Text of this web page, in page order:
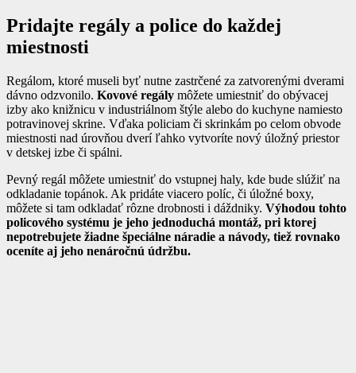
Pridajte regály a police do každej
miestnosti
Regálom, ktoré museli byť nutne zastrčené za zatvorenými dverami
dávno odzvonilo. Kovové regály môžete umiestniť do obývacej
izby ako knižnicu v industriálnom štýle alebo do kuchyne namiesto
potravinovej skrine. Vďaka policiam či skrinkám po celom obvode
miestnosti nad úrovňou dverí ľahko vytvoríte nový úložný priestor
v detskej izbe či spálni.
Pevný regál môžete umiestniť do vstupnej haly, kde bude slúžiť na
odkladanie topánok. Ak pridáte viacero políc, či úložné boxy,
môžete si tam odkladať rôzne drobnosti i dáždniky. Výhodou tohto
policového systému je jeho jednoduchá montáž, pri ktorej
nepotrebujete žiadne špeciálne náradie a návody, tiež rovnako
oceníte aj jeho nenáročnú údržbu.